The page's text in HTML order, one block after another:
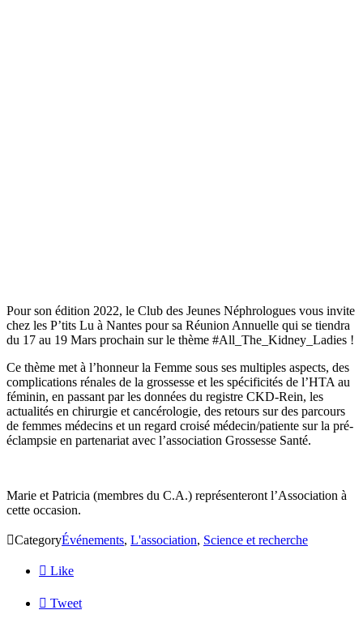
Pour son édition 2022, le Club des Jeunes Néphrologues vous invite
chez les P’tits Lu à Nantes pour sa Réunion Annuelle qui se tiendra
du 17 au 19 Mars prochain sur le thème #All_The_Kidney_Ladies !
Ce thème met à l’honneur la Femme sous ses multiples aspects, des
complications rénales de la grossesse et les spécificités de l’HTA au
féminin, en passant par les données du registre CKD-Rein, les
actualités en chirurgie et cancérologie, des retours sur des parcours
de femmes médecins et un regard croisé médecin/patiente sur la pré-
éclampsie en partenariat avec l’association Grossesse Santé.
Marie et Patricia (membres du C.A.) représenteront l’Association à
cette occasion.
CategoryÉvénements, L'association, Science et recherche
 Like
 Tweet